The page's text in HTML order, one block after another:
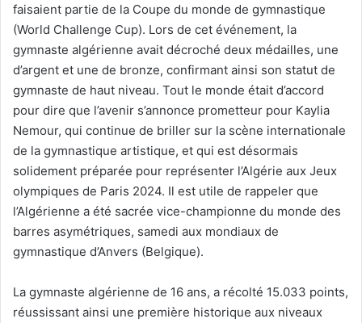
faisaient partie de la Coupe du monde de gymnastique
(World Challenge Cup). Lors de cet événement, la
gymnaste algérienne avait décroché deux médailles, une
d’argent et une de bronze, confirmant ainsi son statut de
gymnaste de haut niveau. Tout le monde était d’accord
pour dire que l’avenir s’annonce prometteur pour Kaylia
Nemour, qui continue de briller sur la scène internationale
de la gymnastique artistique, et qui est désormais
solidement préparée pour représenter l’Algérie aux Jeux
olympiques de Paris 2024. Il est utile de rappeler que
l’Algérienne a été sacrée vice-championne du monde des
barres asymétriques, samedi aux mondiaux de
gymnastique d’Anvers (Belgique).
La gymnaste algérienne de 16 ans, a récolté 15.033 points,
réussissant ainsi une première historique aux niveaux